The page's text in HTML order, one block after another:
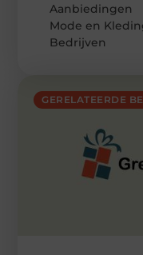
GERELATEERDE
Aanbiedingen
Mode en
Bedrijven